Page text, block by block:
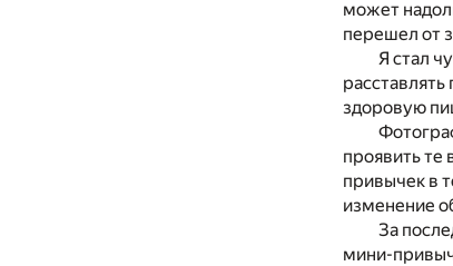
может
перешел от
Я стал
здоровую
проявить те
привычек в
изменение
За
мини-